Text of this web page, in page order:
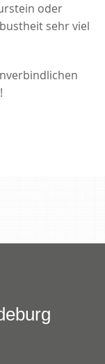
oder
sehr viel